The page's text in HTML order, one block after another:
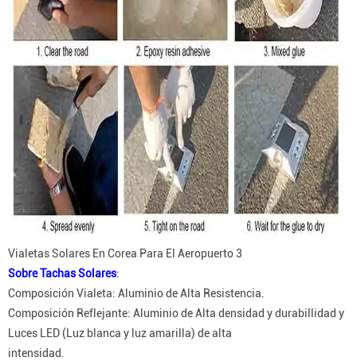
Vialetas Solares En Corea Para El Aeropuerto 3
Sobre Tachas Solares:
Composición Vialeta: Aluminio de Alta Resistencia.
Composición Reflejante: Aluminio de Alta densidad y durabillidad y
Luces LED (Luz blanca y luz amarilla) de alta
intensidad.